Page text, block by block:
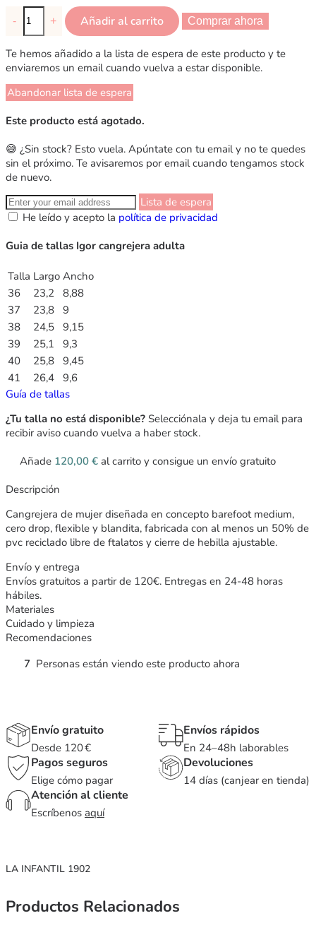
- + Añadir al carrito Comprar ahora
Te hemos añadido a la lista de espera de este producto y te
enviaremos un email cuando vuelva a estar disponible.
Abandonar lista de espera
Este producto está agotado.
😅 ¿Sin stock? Esto vuela. Apúntate con tu email y no te quedes
sin el próximo. Te avisaremos por email cuando tengamos stock
de nuevo.
Lista de espera
He leído y acepto la política de privacidad
Guia de tallas Igor cangrejera adulta
Talla Largo Ancho
36
23,2
8,88
37
23,8 9
38
24,5 9,15
39
25,1
9,3
40
25,8 9,45
41
26,4 9,6
Guía de tallas
¿Tu talla no está disponible? Selecciónala y deja tu email para
recibir aviso cuando vuelva a haber stock.
Añade 120,00 € al carrito y consigue un envío gratuito
Descripción
Cangrejera de mujer diseñada en concepto barefoot medium,
cero drop, flexible y blandita, fabricada con al menos un 50% de
pvc reciclado libre de ftalatos y cierre de hebilla ajustable.
Envío y entrega
Envíos gratuitos a partir de 120€. Entregas en 24-48 horas
hábiles.
Materiales
Cuidado y limpieza
Recomendaciones
7 Personas están viendo este producto ahora
Envío gratuito
Desde 120 €
Envíos rápidos
En 24–48h laborables
Pagos seguros
Elige cómo pagar
Devoluciones
14 días (canjear en tienda)
Atención al cliente
Escríbenos aquí
LA INFANTIL 1902
Productos Relacionados